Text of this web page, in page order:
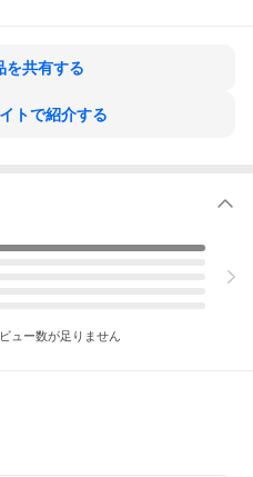
う。
ちに使用をやめ、速やかに換気
する。
質上の問題はない。
を共有する
トで紹介する
ュー数が足りません